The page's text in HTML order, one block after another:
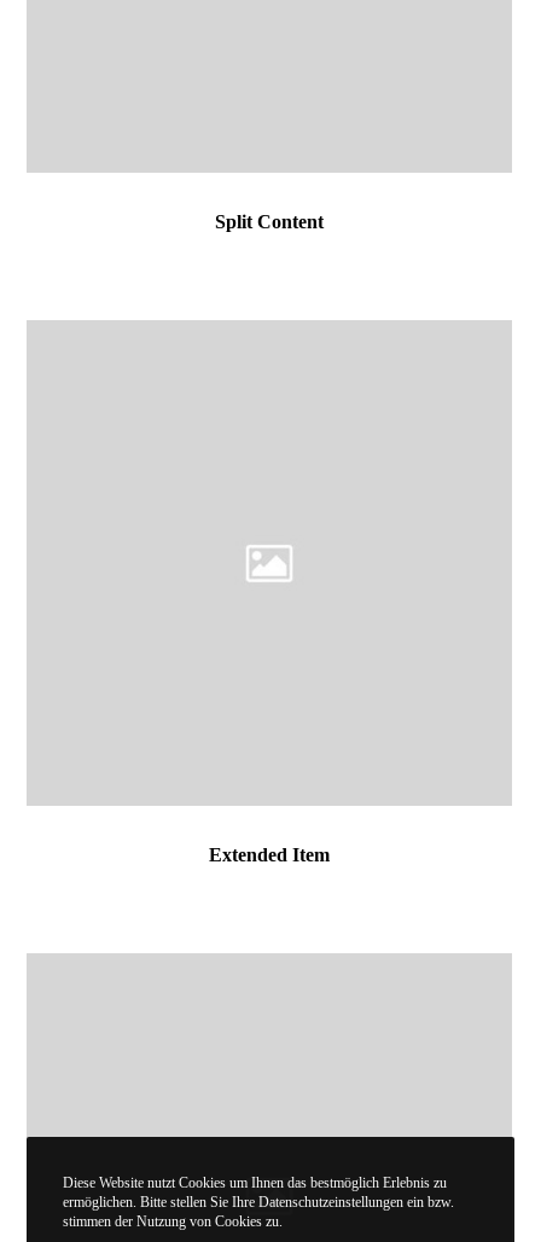
Split Content
Extended Item
Diese Website nutzt Cookies um Ihnen das bestmöglich Erlebnis zu
ermöglichen. Bitte stellen Sie Ihre Datenschutzeinstellungen ein bzw.
stimmen der Nutzung von Cookies zu.